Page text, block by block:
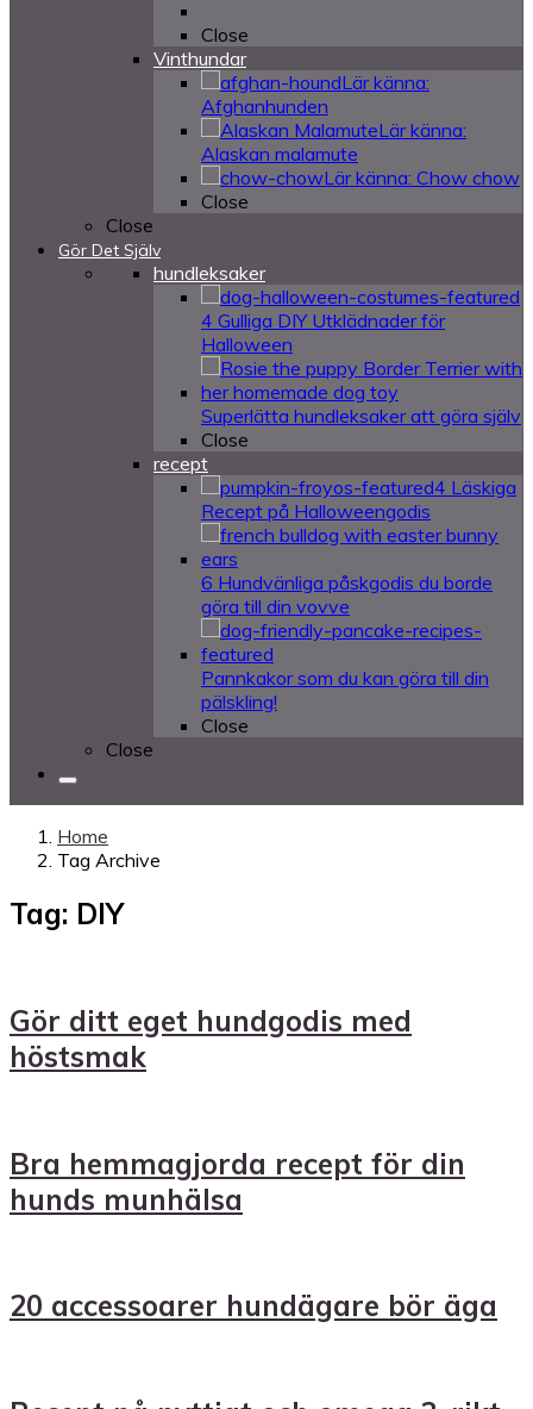
Close
Vinthundar
Lär känna:
Afghanhunden
Lär känna:
Alaskan malamute
Lär känna: Chow chow
Close
Close
Gör Det Själv
hundleksaker
4 Gulliga DIY Utklädnader för
Halloween
Superlätta hundleksaker att göra själv
Close
recept
4 Läskiga
Recept på Halloweengodis
6 Hundvänliga påskgodis du borde
göra till din vovve
Pannkakor som du kan göra till din
pälskling!
Close
Close
Home
Tag Archive
Tag: DIY
Gör ditt eget hundgodis med
höstsmak
Bra hemmagjorda recept för din
hunds munhälsa
20 accessoarer hundägare bör äga